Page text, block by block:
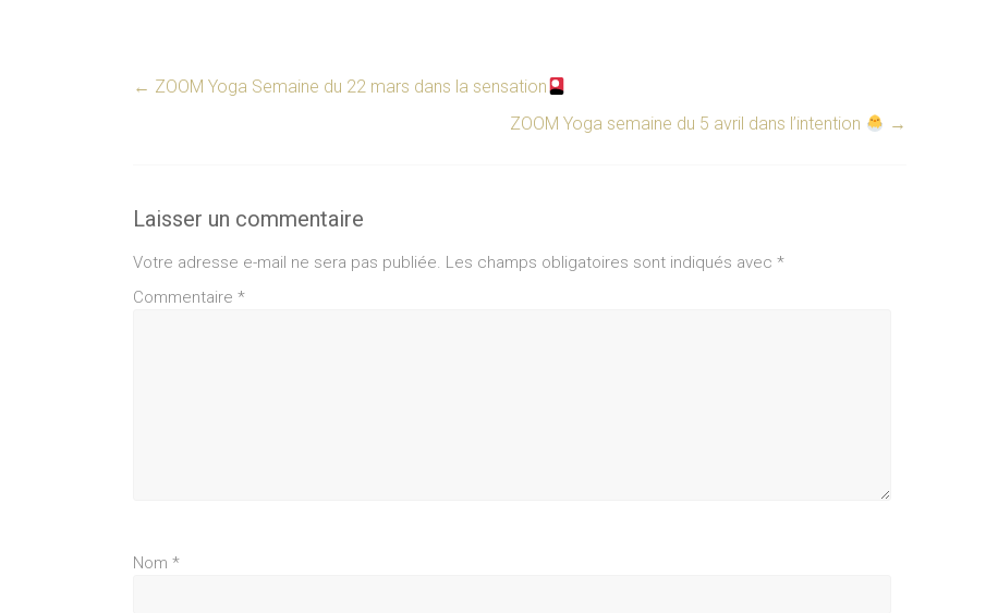
← ZOOM Yoga Semaine du 22 mars dans la sensation
ZOOM Yoga semaine du 5 avril dans l’intention
→
Laisser un commentaire
Votre adresse e-mail ne sera pas publiée. Les champs obligatoires sont indiqués avec *
Commentaire *
Nom *